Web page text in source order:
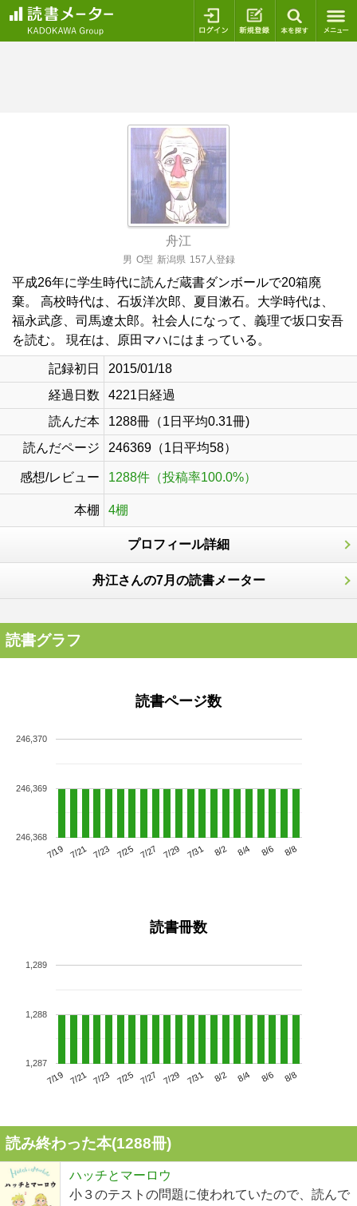
ログイン 新規登録
舟江
男 O型 新潟県 157人登録
平成26年に学生時代に読んだ蔵書ダンボールで20箱廃
棄。 高校時代は、石坂洋次郎、夏目漱石。大学時代は、
福永武彦、司馬遼太郎。社会人になって、義理で坂口安吾
を読む。 現在は、原田マハにはまっている。
記録初日
2015/01/18
経過日数
4221日経過
読んだ本
1288冊（1日平均0.31冊)
読んだページ
246369（1日平均58）
感想/レビュー 1288件（投稿率100.0%）
本棚 4棚
プロフィール詳細
舟江さんの7月の読書メーター
読書グラフ
読書ページ数
7/19 7/21 7/23 7/25 7/27 7/29 7/31 8/2 8/4 8/6 8/8
246,368
246,369
246,370
読書冊数
7/19 7/21 7/23 7/25 7/27 7/29 7/31 8/2 8/4 8/6 8/8
1,287
1,288
1,289
読み終わった本(1288冊)
ハッチとマーロウ
小３のテストの問題に使われていたので、読んで